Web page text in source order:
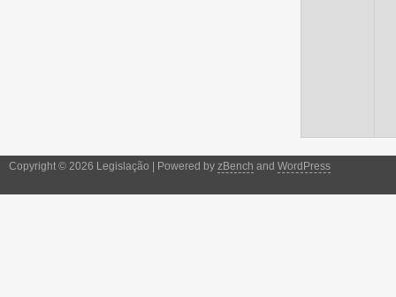
Copyright © 2026 Legislação | Powered by zBench and WordPress